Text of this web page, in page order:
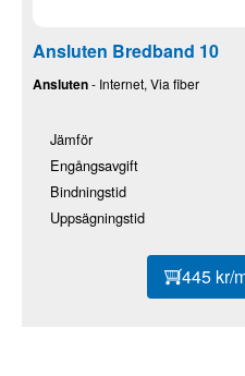
Ansluten Bredband 10
Ansluten- Internet, Via fiber
Jämför
Engångsavgift
Bindningstid
Uppsägningstid
445 kr/